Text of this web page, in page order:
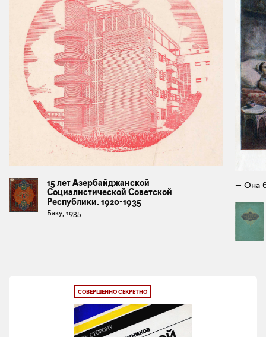
15 лет Азербайджанской
Социалистической Советской
Республики. 1920-1935
Баку, 1935
— Она
СОВЕРШЕННО СЕКРЕТНО